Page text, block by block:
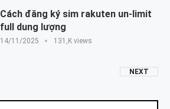
Cách đăng ký sim rakuten un-limit
full dung lượng
14/11/2025 131,K views
NEXT